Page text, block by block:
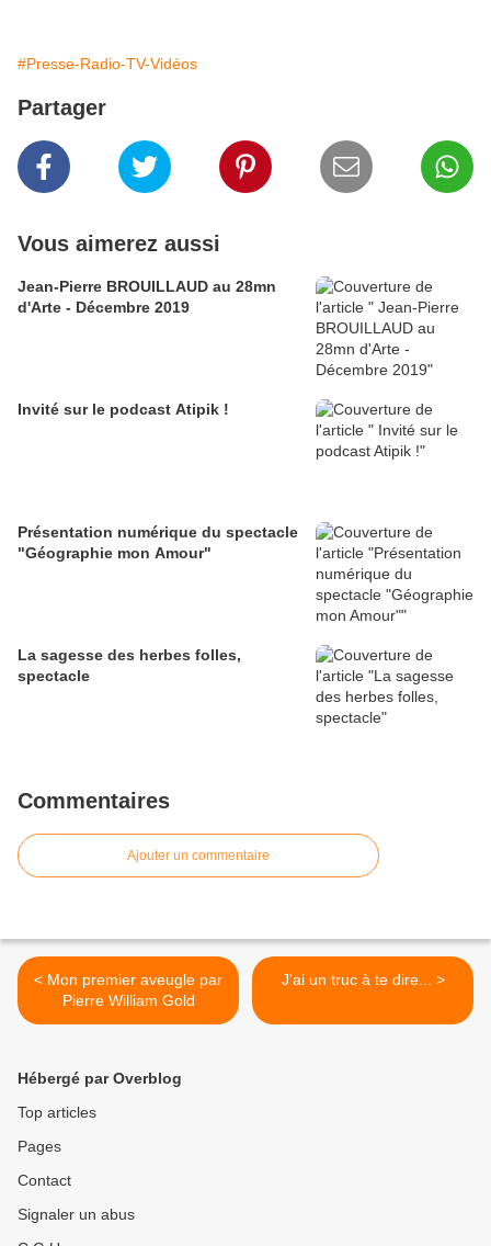
#Presse-Radio-TV-Vidéos
Partager
Vous aimerez aussi
Jean-Pierre BROUILLAUD au 28mn
d'Arte - Décembre 2019
Invité sur le podcast Atipik !
Présentation numérique du spectacle
"Géographie mon Amour"
La sagesse des herbes folles,
spectacle
Commentaires
Ajouter un commentaire
< Mon premier aveugle par
Pierre William Gold
J'ai un truc à te dire... >
Hébergé par Overblog
Top articles
Pages
Contact
Signaler un abus